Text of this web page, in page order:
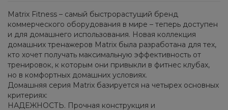
Matrix Fitness – самый быстрорастущий бренд
коммерческого оборудования в мире – теперь доступен
и для домашнего использования. Новая коллекция
домашних тренажеров Matrix была разработана для тех,
кто хочет получать максимальную эффективность от
тренировок, к которым они привыкли в фитнес клубах,
но в комфортных домашних условиях.
Домашняя серия Matrix базируется на четырех основных
критериях:
НАДЕЖНОСТЬ. Прочная конструкция и